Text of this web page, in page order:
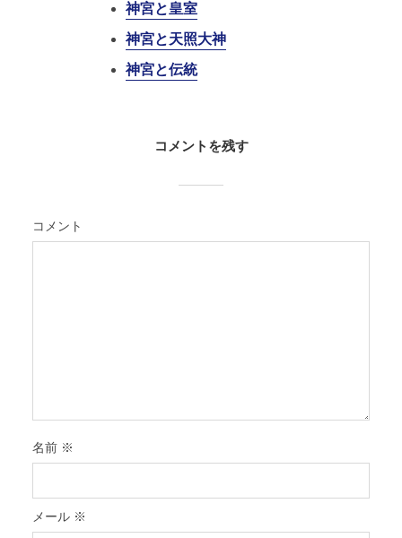
神宮と皇室
神宮と天照大神
神宮と伝統
コメントを残す
コメント
名前 ※
メール ※